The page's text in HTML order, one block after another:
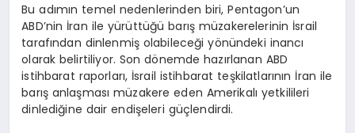
Bu adımın temel nedenlerinden biri, Pentagon’un
ABD’nin İran ile yürüttüğü barış müzakerelerinin İsrail
tarafından dinlenmiş olabileceği yönündeki inancı
olarak belirtiliyor. Son dönemde hazırlanan ABD
istihbarat raporları, İsrail istihbarat teşkilatlarının İran ile
barış anlaşması müzakere eden Amerikalı yetkilileri
dinlediğine dair endişeleri güçlendirdi.